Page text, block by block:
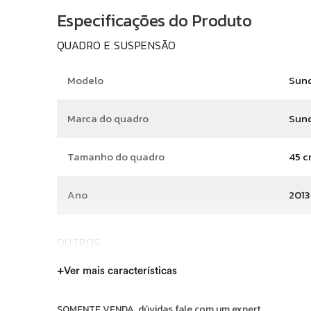
Especificações do Produto
QUADRO E SUSPENSÃO
Modelo
Marca do quadro
Tamanho do quadro 45
Ano 2013
OUTROS
Condição
+Ver mais características